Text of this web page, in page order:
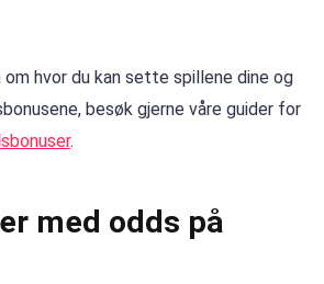
om hvor du kan sette spillene dine og
besøk gjerne våre guider for
.
med odds på